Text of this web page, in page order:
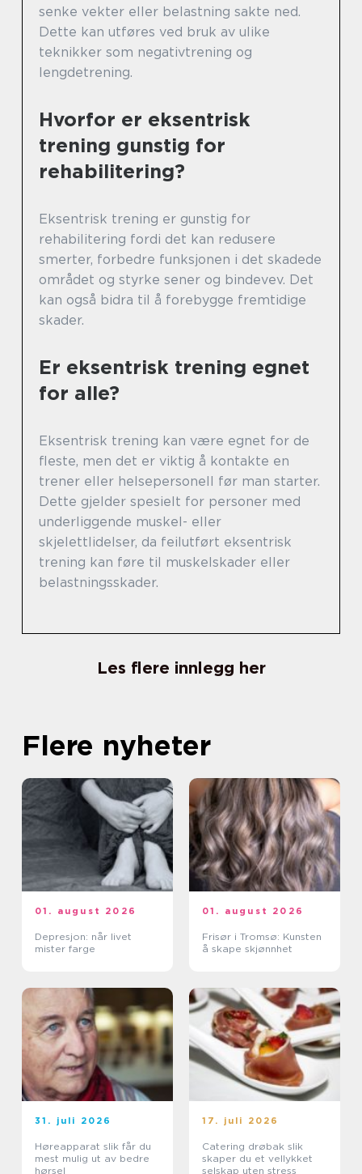
senke vekter eller belastning sakte ned.
Dette kan utføres ved bruk av ulike
teknikker som negativtrening og
lengdetrening.
Hvorfor er eksentrisk
trening gunstig for
rehabilitering?
Eksentrisk trening er gunstig for
rehabilitering fordi det kan redusere
smerter, forbedre funksjonen i det skadede
området og styrke sener og bindevev. Det
kan også bidra til å forebygge fremtidige
skader.
Er eksentrisk trening egnet
for alle?
Eksentrisk trening kan være egnet for de
fleste, men det er viktig å kontakte en
trener eller helsepersonell før man starter.
Dette gjelder spesielt for personer med
underliggende muskel- eller
skjelettlidelser, da feilutført eksentrisk
trening kan føre til muskelskader eller
belastningsskader.
Les flere innlegg her
Flere nyheter
01. august 2026
Depresjon: når livet
mister farge
01. august 2026
Frisør i Tromsø: Kunsten
å skape skjønnhet
31. juli 2026
Høreapparat slik får du
mest mulig ut av bedre
hørsel
17. juli 2026
Catering drøbak slik
skaper du et vellykket
selskap uten stress